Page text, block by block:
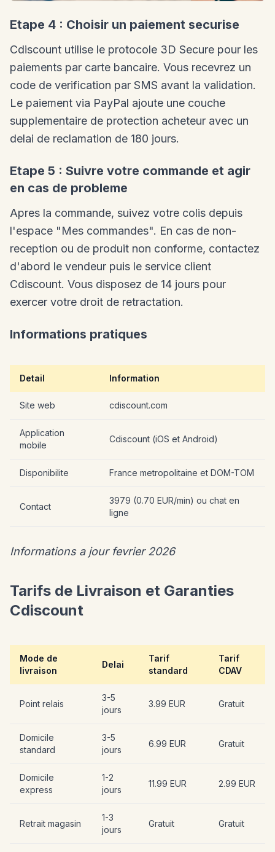
Etape 4 : Choisir un paiement securise
Cdiscount utilise le protocole 3D Secure pour les
paiements par carte bancaire. Vous recevrez un
code de verification par SMS avant la validation.
Le paiement via PayPal ajoute une couche
supplementaire de protection acheteur avec un
delai de reclamation de 180 jours.
Etape 5 : Suivre votre commande et agir
en cas de probleme
Apres la commande, suivez votre colis depuis
l'espace "Mes commandes". En cas de non-
reception ou de produit non conforme, contactez
d'abord le vendeur puis le service client
Cdiscount. Vous disposez de 14 jours pour
exercer votre droit de retractation.
Informations pratiques
Detail Information
Site web cdiscount.com
Application
mobile
Cdiscount (iOS et Android)
Disponibilite France metropolitaine et DOM-TOM
Contact
3979 (0.70 EUR/min) ou chat en
ligne
Informations a jour fevrier 2026
Tarifs de Livraison et Garanties
Cdiscount
Mode de
livraison
Delai
Tarif
standard
Tarif
CDAV
Point relais
3-5
jours
3.99 EUR Gratuit
Domicile
standard
3-5
jours
6.99 EUR Gratuit
Domicile
express
1-2
jours
11.99 EUR 2.99 EUR
Retrait magasin
1-3
jours
Gratuit Gratuit